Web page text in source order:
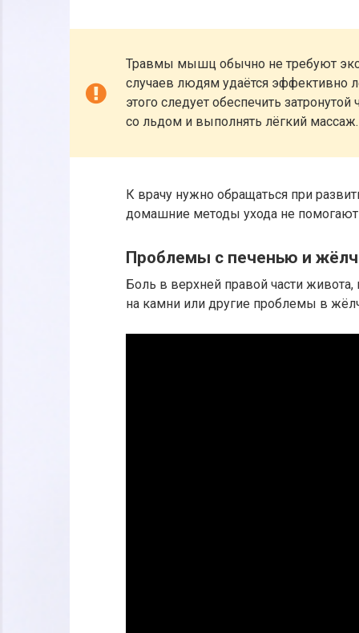
Травмы мышц обычно не требуют
случаев людям удаётся
этого следует обеспечить
со льдом и выполнять лёгкий массаж.
К врачу нужно обращаться при
домашние методы ухода не помогают
Проблемы с печенью и
Боль в верхней правой части живота,
на камни или другие проблемы в